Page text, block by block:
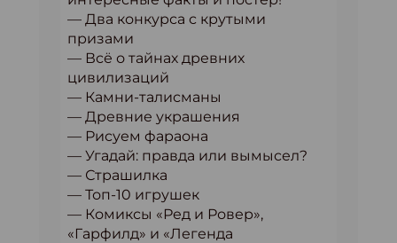
— Два конкурса с крутыми
призами
— Всё о тайнах древних
цивилизаций
— Камни-талисманы
— Древние украшения
— Рисуем фараона
— Угадай: правда или вымысел?
— Страшилка
— Топ-10 игрушек
— Комиксы «Ред и Ровер»,
«Гарфилд» и «Легенда